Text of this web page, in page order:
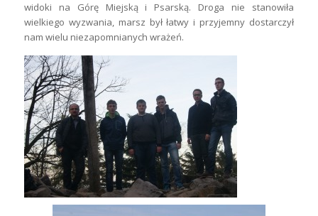
widoki na Górę Miejską i Psarską. Droga nie stanowiła
wielkiego wyzwania, marsz był łatwy i przyjemny dostarczył
nam wielu niezapomnianych wrażeń.